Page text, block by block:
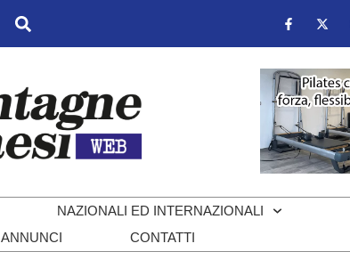
NAZIONALI ED INTERNAZIONALI
ANNUNCI CONTATTI